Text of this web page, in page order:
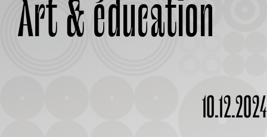
ANNONCES
Art & éducation
10.12.2024